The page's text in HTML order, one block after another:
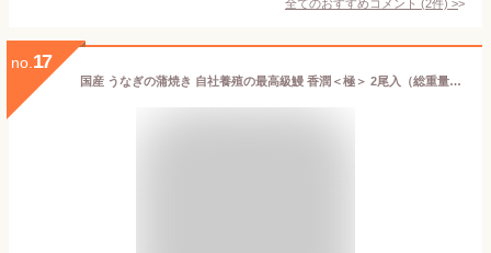
全てのおすすめコメント (2件) >
no. 17
国産 うなぎの蒲焼き 自社養殖の最高級鰻 香潤＜極＞ 2尾入（総重量460g）